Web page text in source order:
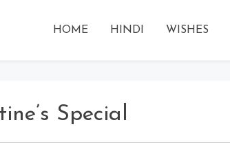
HOME HINDI WISHES
Special